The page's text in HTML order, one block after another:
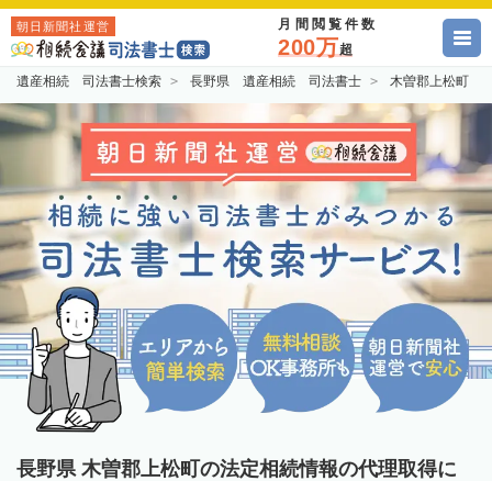
朝日新聞社運営 月間閲覧件数
200万超
遺産相続 司法書士検索 長野県 遺産相続 司法書士 木曽郡上松町
長野県 木曽郡上松町の法定相続情報の代理取得に